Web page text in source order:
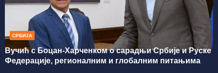
СРБИЈА
Вучић с Боцан-Харченком о сарадњи Србије и Руске
Федерације, регионалним и глобалним питањима